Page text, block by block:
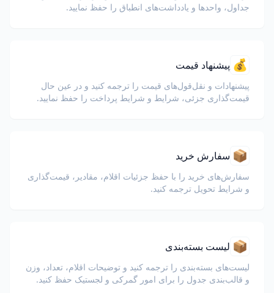
جداول، واحدها و یادداشت‌های انطباق را حفظ نمایید.
💰 پیشنهاد قیمت
پیشنهادات و نقل‌قول‌های قیمت را ترجمه کنید و در عین حال
قیمت‌گذاری جزئی، شرایط و شرایط پرداخت را حفظ نمایید.
📦 سفارش خرید
سفارش‌های خرید را با حفظ جزئیات اقلام، مقادیر، قیمت‌گذاری
و شرایط تحویل ترجمه کنید.
📦 لیست بسته‌بندی
لیست‌های بسته‌بندی را ترجمه کنید و توضیحات اقلام، تعداد، وزن
و قالب‌بندی جدول را برای امور گمرکی و لجستیک حفظ کنید.